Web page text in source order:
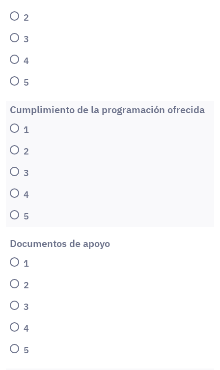
2
3
4
5
Cumplimiento de la programación ofrecida
1
2
3
4
5
Documentos de apoyo
1
2
3
4
5